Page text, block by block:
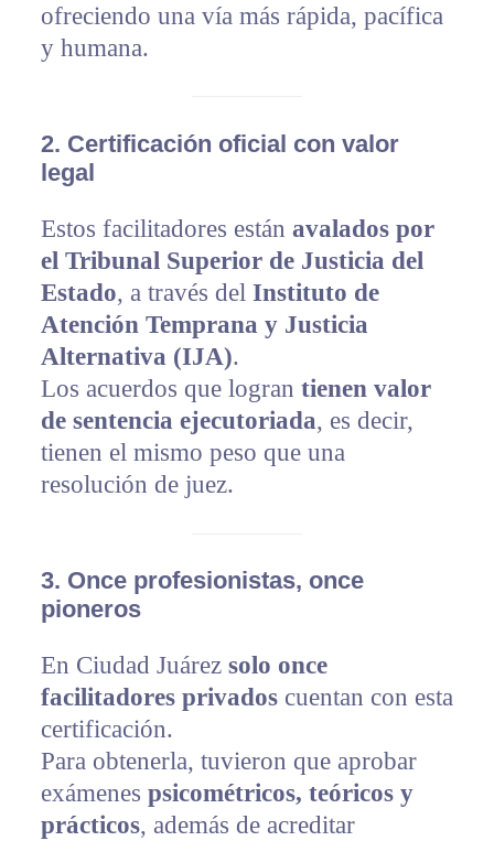
ofreciendo una vía más rápida, pacífica
y humana.
2. Certificación oficial con valor
legal
Estos facilitadores están avalados por
el Tribunal Superior de Justicia del
Estado, a través del Instituto de
Atención Temprana y Justicia
Alternativa (IJA).
Los acuerdos que logran tienen valor
de sentencia ejecutoriada, es decir,
tienen el mismo peso que una
resolución de juez.
3. Once profesionistas, once
pioneros
En Ciudad Juárez solo once
facilitadores privadoscuentan con esta
certificación.
Para obtenerla, tuvieron que aprobar
exámenes psicométricos, teóricos y
prácticos, además de acreditar